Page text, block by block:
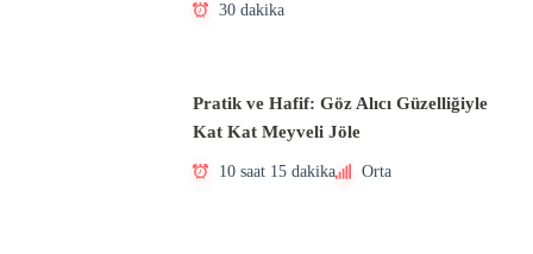
30 dakika
Pratik ve Hafif: Göz Alıcı Güzelliğiyle
Kat Kat Meyveli Jöle
10 saat 15 dakika Orta